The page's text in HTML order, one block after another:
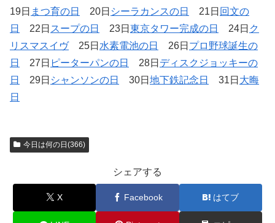
19日 まつ育の日 20日 シーラカンスの日 21日 回文の
日
22日 スープの日 23日 東京タワー完成の日 24日 ク
リスマスイヴ25日 水素電池の日 26日 プロ野球誕生の
日
27日 ピーターパンの日 28日 ディスクジョッキーの
日
29日 シャンソンの日 30日 地下鉄記念日 31日 大晦
日
今日は何の日(366)
シェアする
X Facebook はてブ